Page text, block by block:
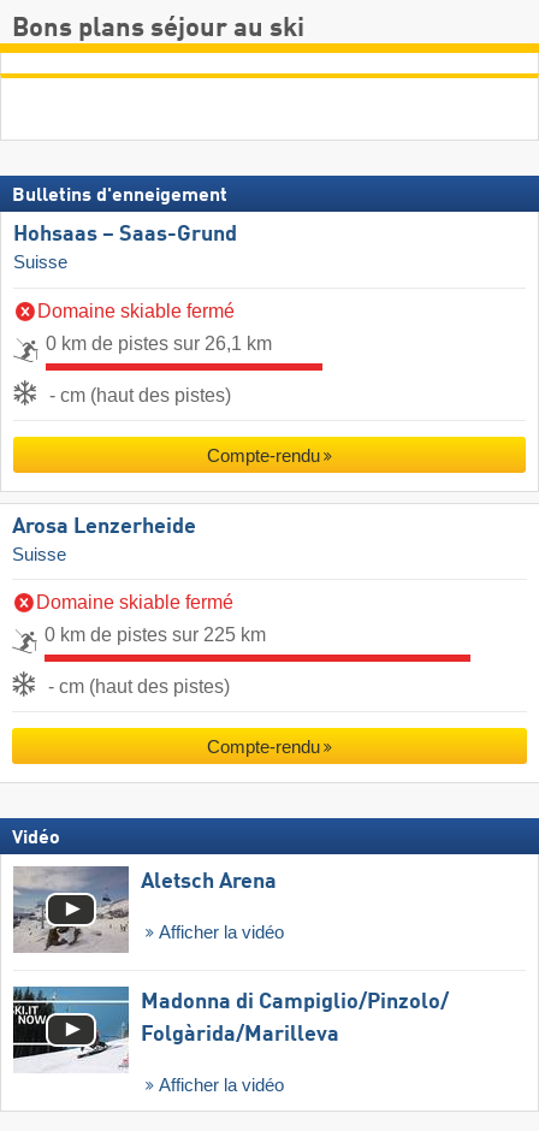
Bons plans séjour au ski
Bulletins d'enneigement
Hohsaas – Saas-Grund
Suisse
Domaine skiable fermé
0 km de pistes sur 26,1 km
- cm (haut des pistes)
Compte-rendu
Arosa Lenzerheide
Suisse
Domaine skiable fermé
0 km de pistes sur 225 km
- cm (haut des pistes)
Compte-rendu
Vidéo
Aletsch Arena
Afficher la vidéo
Madonna di Campiglio/​Pinzolo/​
Folgàrida/​Marilleva
Afficher la vidéo